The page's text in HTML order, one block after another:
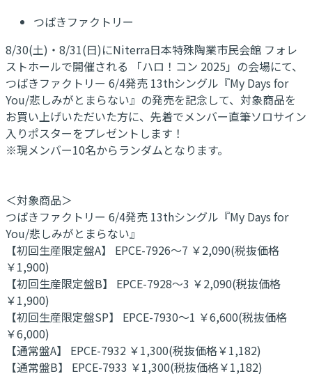
つばきファクトリー
8/30(土)・8/31(日)にNiterra日本特殊陶業市民会館 フォレ
ストホールで開催される 「ハロ！コン 2025」の会場にて、
つばきファクトリー 6/4発売 13thシングル『My Days for
You/悲しみがとまらない』の発売を記念して、対象商品を
お買い上げいただいた方に、先着でメンバー直筆ソロサイン
入りポスターをプレゼントします！
※現メンバー10名からランダムとなります。
＜対象商品＞
つばきファクトリー 6/4発売 13thシングル『My Days for
You/悲しみがとまらない』
【初回生産限定盤A】 EPCE-7926～7 ￥2,090(税抜価格
￥1,900)
【初回生産限定盤B】 EPCE-7928～3 ￥2,090(税抜価格
￥1,900)
【初回生産限定盤SP】 EPCE-7930～1 ￥6,600(税抜価格
￥6,000)
【通常盤A】 EPCE-7932 ￥1,300(税抜価格￥1,182)
【通常盤B】 EPCE-7933 ￥1,300(税抜価格￥1,182)